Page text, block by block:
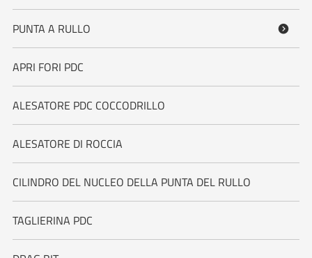
PUNTA A RULLO 
APRI FORI PDC
ALESATORE PDC COCCODRILLO
ALESATORE DI ROCCIA
CILINDRO DEL NUCLEO DELLA PUNTA DEL RULLO
TAGLIERINA PDC